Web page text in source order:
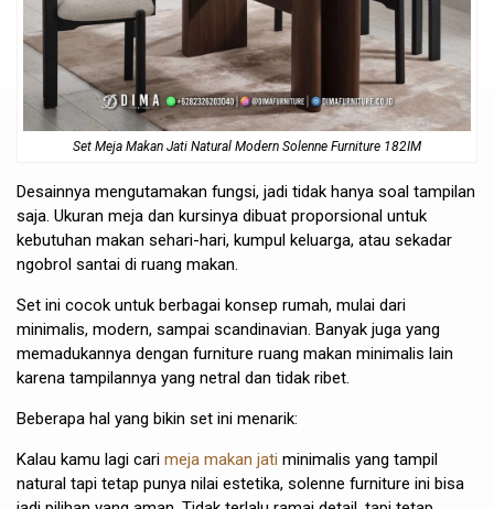
Set Meja Makan Jati Natural Modern Solenne Furniture 182IM
Desainnya mengutamakan fungsi, jadi tidak hanya soal tampilan
saja. Ukuran meja dan kursinya dibuat proporsional untuk
kebutuhan makan sehari-hari, kumpul keluarga, atau sekadar
ngobrol santai di ruang makan.
Set ini cocok untuk berbagai konsep rumah, mulai dari
minimalis, modern, sampai scandinavian. Banyak juga yang
memadukannya dengan furniture ruang makan minimalis lain
karena tampilannya yang netral dan tidak ribet.
Beberapa hal yang bikin set ini menarik:
Kalau kamu lagi cari meja makan jati minimalis yang tampil
natural tapi tetap punya nilai estetika, solenne furniture ini bisa